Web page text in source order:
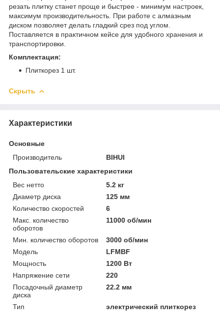
резать плитку станет проще и быстрее - минимум настроек,
максимум производительность. При работе с алмазным
диском позволяет делать гладкий срез под углом.
Поставляется в практичном кейсе для удобного хранения и
транспортировки.
Комплектация:
Плиткорез 1 шт.
Скрыть
Характеристики
Основные
Производитель
BIHUI
Пользовательские характеристики
Вес нетто
5.2 кг
Диаметр диска
125 мм
Количество скоростей
6
Макс. количество
оборотов
11000 об/мин
Мин. количество оборотов
3000 об/мин
Модель
LFMBF
Мощность
1200 Вт
Напряжение сети
220
Посадочный диаметр
диска
22.2 мм
Тип электрический плиткорез